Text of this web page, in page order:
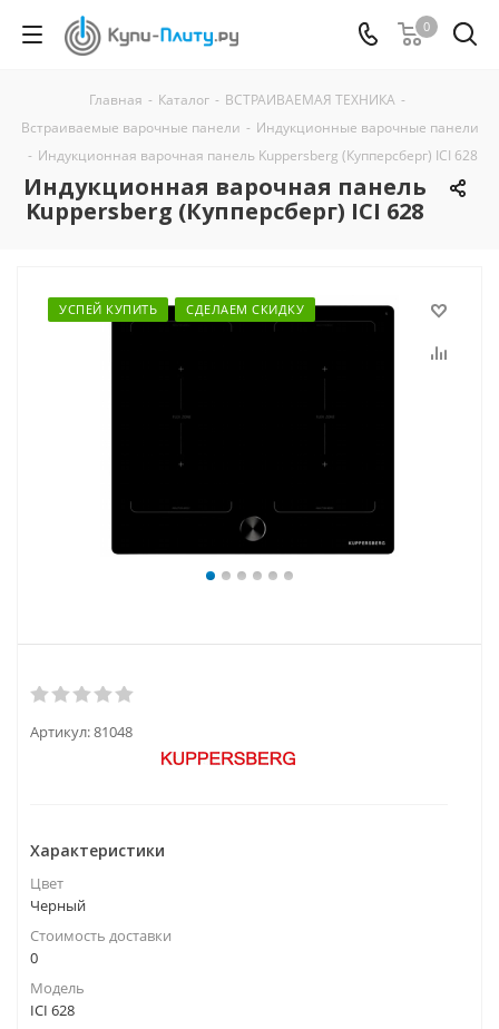
0
Главная - Каталог - ВСТРАИВАЕМАЯ ТЕХНИКА -
Встраиваемые варочные панели - Индукционные варочные панели
- Индукционная варочная панель Kuppersberg (Купперсберг) ICI 628
Индукционная варочная панель
Kuppersberg (Купперсберг) ICI 628
УСПЕЙ КУПИТЬ СДЕЛАЕМ СКИДКУ
Артикул:81048
Характеристики
Цвет
Черный
Стоимость доставки
0
Модель
ICI 628